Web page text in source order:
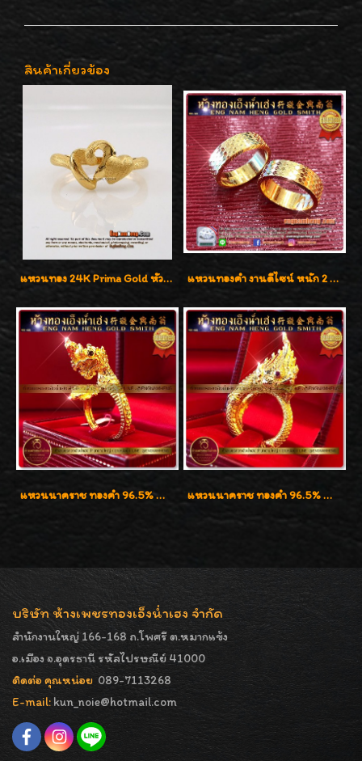
สินค้าเกี่ยวข้อง
แหวนทอง 24K Prima Gold หัวใจคู่ค่ะ แหวนทองคำ งานดีไซน์ หนัก 2 สลึง เงาวิ้บวั้บ
แหวนนาคราช ทองคำ 96.5% น้ำหนัก 15.6g งานดีไซน์สวยๆค่ะ แหวนนาคราช ทองคำ 96.5% น้ำหนัก 21.2g งานดีไซน์สวยมากๆค่ะ
บริษัท ห้างเพชรทองเอ็งน่ำเฮง จำกัด
สำนักงานใหญ่ 166-168 ถ.โพศรี ต.หมากแข้ง
อ.เมือง จ.อุดรธานี รหัสไปรษณีย์ 41000
ติดต่อ คุณหน่อย 089-7113268
E-mail: kun_noie@hotmail.com